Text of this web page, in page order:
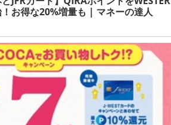
お得な20%増量も | マネーの達人